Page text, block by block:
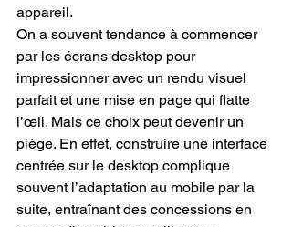
appareil.
On a souvent tendance à commencer
par les écrans desktop pour
impressionner avec un rendu visuel
parfait et une mise en page qui flatte
l’œil. Mais ce choix peut devenir un
piège. En effet, construire une interface
centrée sur le desktop complique
souvent l’adaptation au mobile par la
suite, entraînant des concessions en